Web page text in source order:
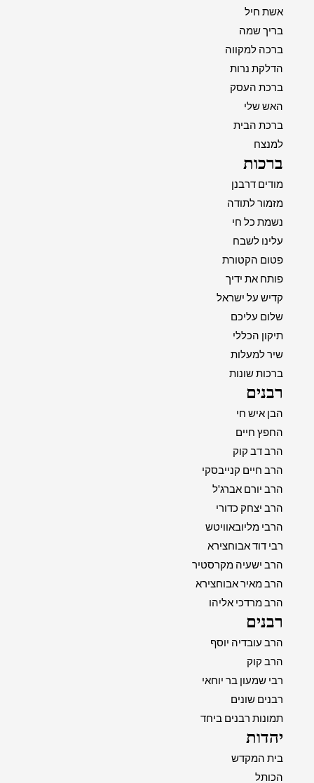
אשת חיל
בריך שמה
ברכה למקווה
הדלקת נרות
ברכת העסק
האש שלי
ברכת הבית
למנצח
ברכות
מודים דרבנן
מזמור לתודה
נשמת כל חי
עלינו לשבח
פטום הקטורת
פותח את ידיך
קדיש על ישראל
שלום עליכם
תיקון הכללי
שיר למעלות
ברכות שונות
רבנים
הבן איש חי
החפץ חיים
הרב דב קוק
הרב חיים קנייבסקי
הרב יורם אברג'ל
הרב יצחק כדורי
הרבי מליובאוויטש
רבי דוד אבוחצירא
הרב ישעיה מקרסטיר
הרב מאיר אבוחצירא
הרב מרדכי אליהו
רבנים
הרב עובדיה יוסף
הרב קוק
רבי שמעון בר יוחאי
רבנים שונים
תמונות רבנים ביחד
יהדות
בית המקדש
הכותל